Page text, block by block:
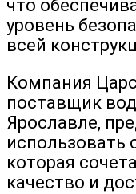
что
уровень
всей
Компания
поставщик
Ярославле,
использовать
которая
качество и